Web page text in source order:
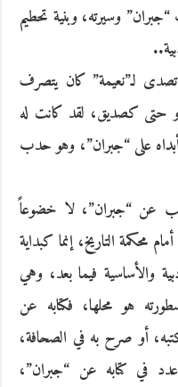
وسيرته، وبنية تحطيم
لـ”نعيمة” كان يتصرف
حتى كصديق، لقد كانت له
على “جبران”، وهو حدب
عن “جبران”، لا خضوعاً
محكمة التاريخ، إنما كبداية
والأساسية فيما بعد، وهي
هو محلها، فكتابه عن
أو صرح به في الصحافة،
في كتابه عن “جبران”،